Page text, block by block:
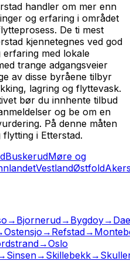
handler om mer enn
og erfaring i området
De ti mest
kjennetegnes ved god
med lokale
trange adgangsveier
av disse byråene tilbyr
lagring og flyttevask.
bør du innhente tilbud
og be om en
På denne måten
i Etterstad.
BuskerudMøre og
VestlandØstfold
→ Bjornerud→ Bygdoy→
Ostensjo → Refstad→
→Oslo
Sinsen→ Skillebekk→